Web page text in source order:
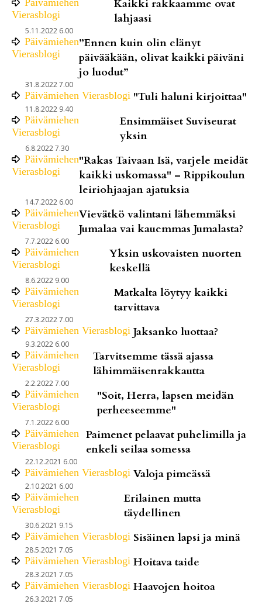
Vierasblogi
Kaikki rakkaamme ovat
lahjaasi
5.11.2022 6.00
Päivämiehen
Vierasblogi
”Ennen kuin olin elänyt
päivääkään, olivat kaikki päiväni
jo luodut”
31.8.2022 7.00
Päivämiehen Vierasblogi "Tuli haluni kirjoittaa"
11.8.2022 9.40
Päivämiehen
Vierasblogi
Ensimmäiset Suviseurat
yksin
6.8.2022 7.30
Päivämiehen
Vierasblogi
"Rakas Taivaan Isä, varjele meidät
kaikki uskomassa" – Rippikoulun
leiriohjaajan ajatuksia
14.7.2022 6.00
Päivämiehen
Vierasblogi
Vievätkö valintani lähemmäksi
Jumalaa vai kauemmas Jumalasta?
7.7.2022 6.00
Päivämiehen
Vierasblogi
Yksin uskovaisten nuorten
keskellä
8.6.2022 9.00
Päivämiehen
Vierasblogi
Matkalta löytyy kaikki
tarvittava
27.3.2022 7.00
Päivämiehen Vierasblogi Jaksanko luottaa?
9.3.2022 6.00
Päivämiehen
Vierasblogi
Tarvitsemme tässä ajassa
lähimmäisenrakkautta
2.2.2022 7.00
Päivämiehen
Vierasblogi
"Soit, Herra, lapsen meidän
perheeseemme"
7.1.2022 6.00
Päivämiehen
Vierasblogi
Paimenet pelaavat puhelimilla ja
enkeli seilaa somessa
22.12.2021 6.00
Päivämiehen Vierasblogi Valoja pimeässä
2.10.2021 6.00
Päivämiehen
Vierasblogi
Erilainen mutta
täydellinen
30.6.2021 9.15
Päivämiehen Vierasblogi Sisäinen lapsi ja minä
28.5.2021 7.05
Päivämiehen Vierasblogi Hoitava taide
28.3.2021 7.05
Päivämiehen Vierasblogi Haavojen hoitoa
26.3.2021 7.05